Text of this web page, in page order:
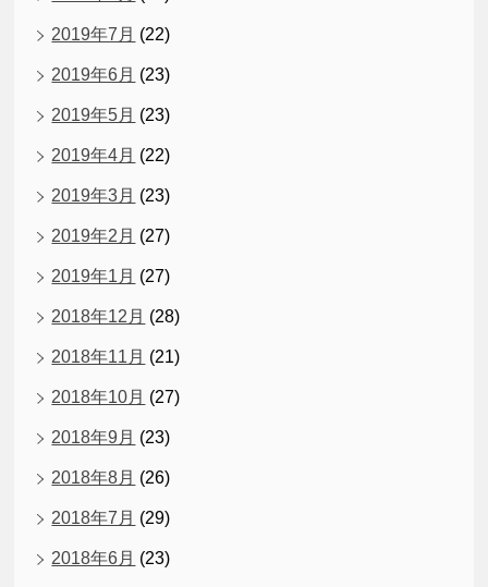
2019年7月 (22)
2019年6月 (23)
2019年5月 (23)
2019年4月 (22)
2019年3月 (23)
2019年2月 (27)
2019年1月 (27)
2018年12月 (28)
2018年11月 (21)
2018年10月 (27)
2018年9月 (23)
2018年8月 (26)
2018年7月 (29)
2018年6月 (23)